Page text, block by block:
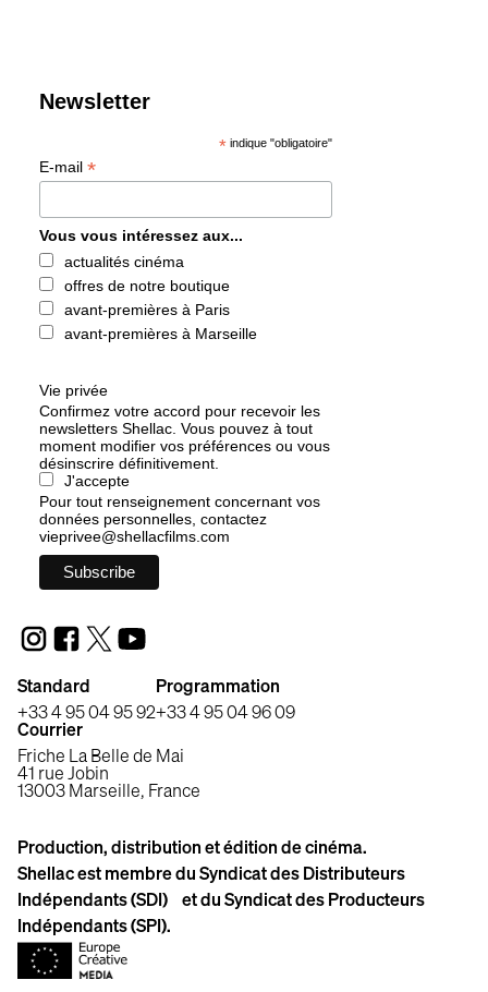
Newsletter
*indique "obligatoire"
E-mail *
Vous vous intéressez aux...
actualités cinéma
offres de notre boutique
avant-premières à Paris
avant-premières à Marseille
Vie privée
Confirmez votre accord pour recevoir les
newsletters Shellac. Vous pouvez à tout
moment modifier vos préférences ou vous
désinscrire définitivement.
J'accepte
Pour tout renseignement concernant vos
données personnelles, contactez
vieprivee@shellacfilms.com
Standard
+33 4 95 04 95 92
Programmation
+33 4 95 04 96 09
Courrier
Friche La Belle de Mai
41 rue Jobin
13003 Marseille, France
Production, distribution et édition de cinéma.
Shellac est membre du Syndicat des Distributeurs
Indépendants (SDI) et du Syndicat des Producteurs
Indépendants (SPI).